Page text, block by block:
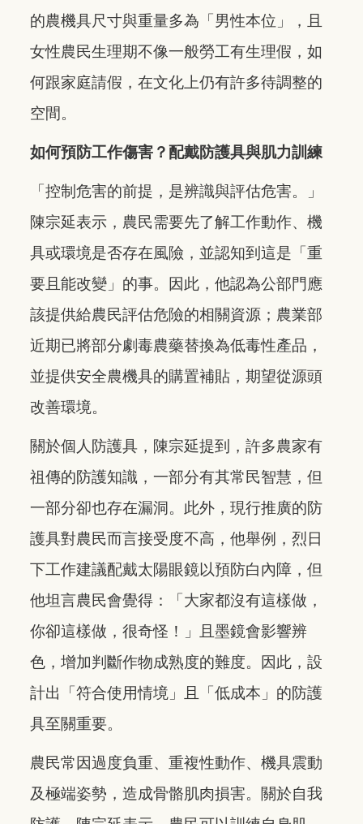
的農機具尺寸與重量多為「男性本位」，且
女性農民生理期不像一般勞工有生理假，如
何跟家庭請假，在文化上仍有許多待調整的
空間。
如何預防工作傷害？配戴防護具與肌力訓練
「控制危害的前提，是辨識與評估危害。」
陳宗延表示，農民需要先了解工作動作、機
具或環境是否存在風險，並認知到這是「重
要且能改變」的事。因此，他認為公部門應
該提供給農民評估危險的相關資源；農業部
近期已將部分劇毒農藥替換為低毒性產品，
並提供安全農機具的購置補貼，期望從源頭
改善環境。
關於個人防護具，陳宗延提到，許多農家有
祖傳的防護知識，一部分有其常民智慧，但
一部分卻也存在漏洞。此外，現行推廣的防
護具對農民而言接受度不高，他舉例，烈日
下工作建議配戴太陽眼鏡以預防白內障，但
他坦言農民會覺得：「大家都沒有這樣做，
你卻這樣做，很奇怪！」且墨鏡會影響辨
色，增加判斷作物成熟度的難度。因此，設
計出「符合使用情境」且「低成本」的防護
具至關重要。
農民常因過度負重、重複性動作、機具震動
及極端姿勢，造成骨骼肌肉損害。關於自我